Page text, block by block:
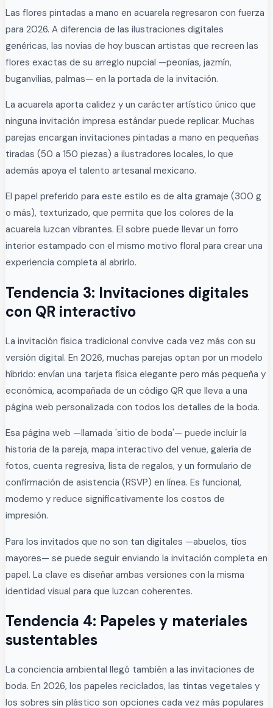
Las flores pintadas a mano en acuarela regresaron con fuerza
para 2026. A diferencia de las ilustraciones digitales
genéricas, las novias de hoy buscan artistas que recreen las
flores exactas de su arreglo nupcial —peonías, jazmín,
buganvilias, palmas— en la portada de la invitación.
La acuarela aporta calidez y un carácter artístico único que
ninguna invitación impresa estándar puede replicar. Muchas
parejas encargan invitaciones pintadas a mano en pequeñas
tiradas (50 a 150 piezas) a ilustradores locales, lo que
además apoya el talento artesanal mexicano.
El papel preferido para este estilo es de alta gramaje (300 g
o más), texturizado, que permita que los colores de la
acuarela luzcan vibrantes. El sobre puede llevar un forro
interior estampado con el mismo motivo floral para crear una
experiencia completa al abrirlo.
Tendencia 3: Invitaciones digitales
con QR interactivo
La invitación física tradicional convive cada vez más con su
versión digital. En 2026, muchas parejas optan por un modelo
híbrido: envían una tarjeta física elegante pero más pequeña y
económica, acompañada de un código QR que lleva a una
página web personalizada con todos los detalles de la boda.
Esa página web —llamada 'sitio de boda'— puede incluir la
historia de la pareja, mapa interactivo del venue, galería de
fotos, cuenta regresiva, lista de regalos, y un formulario de
confirmación de asistencia (RSVP) en línea. Es funcional,
moderno y reduce significativamente los costos de
impresión.
Para los invitados que no son tan digitales —abuelos, tíos
mayores— se puede seguir enviando la invitación completa en
papel. La clave es diseñar ambas versiones con la misma
identidad visual para que luzcan coherentes.
Tendencia 4: Papeles y materiales
sustentables
La conciencia ambiental llegó también a las invitaciones de
boda. En 2026, los papeles reciclados, las tintas vegetales y
los sobres sin plástico son opciones cada vez más populares